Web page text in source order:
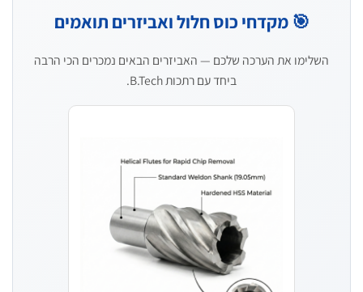
🎯 מקדחי כוס חלול ואביזרים תואמים
השלימו את הערכה שלכם — האביזרים הבאים נמכרים הכי הרבה
ביחד עם רתכות B.Tech.